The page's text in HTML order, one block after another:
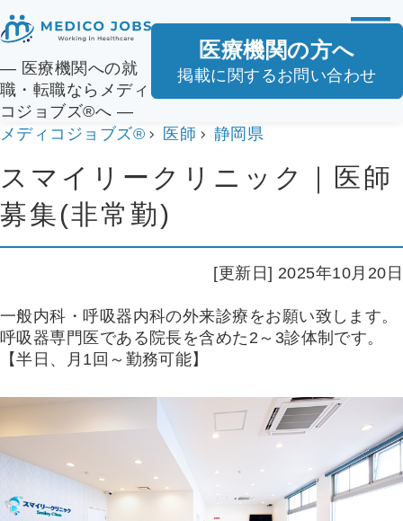
― 医療機関への就
職・転職ならメディ
コジョブズ®へ ―
医療機関の方へ
掲載に関するお問い合わせ
メディコジョブズ® 医師 静岡県
スマイリークリニック｜医師
募集(非常勤)
[更新日] 2025年10月20日
一般内科・呼吸器内科の外来診療をお願い致します。
呼吸器専門医である院長を含めた2～3診体制です。
【半日、月1回～勤務可能】